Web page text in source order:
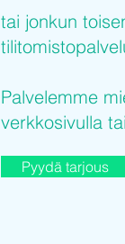
tai jonkun
Palvelemme
verkkosivulla
Pyydä tarjous